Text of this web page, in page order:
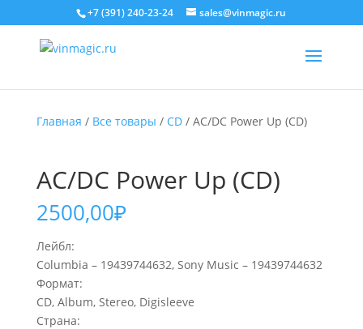
+7 (391) 240-23-24 sales@vinmagic.ru
Главная / Все товары / CD/ AC/DC Power Up (CD)
AC/DC Power Up (CD)
2500,00₽
Лейбл:
Columbia – 19439744632, Sony Music – 19439744632
Формат:
CD, Album, Stereo, Digisleeve
Страна: